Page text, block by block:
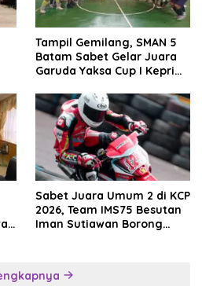
Tampil Gemilang, SMAN 5
Batam Sabet Gelar Juara
Garuda Yaksa Cup I Kepri
Sabet Juara Umum 2 di KCP
2026, Team IMS75 Besutan
Iman Sutiawan Borong